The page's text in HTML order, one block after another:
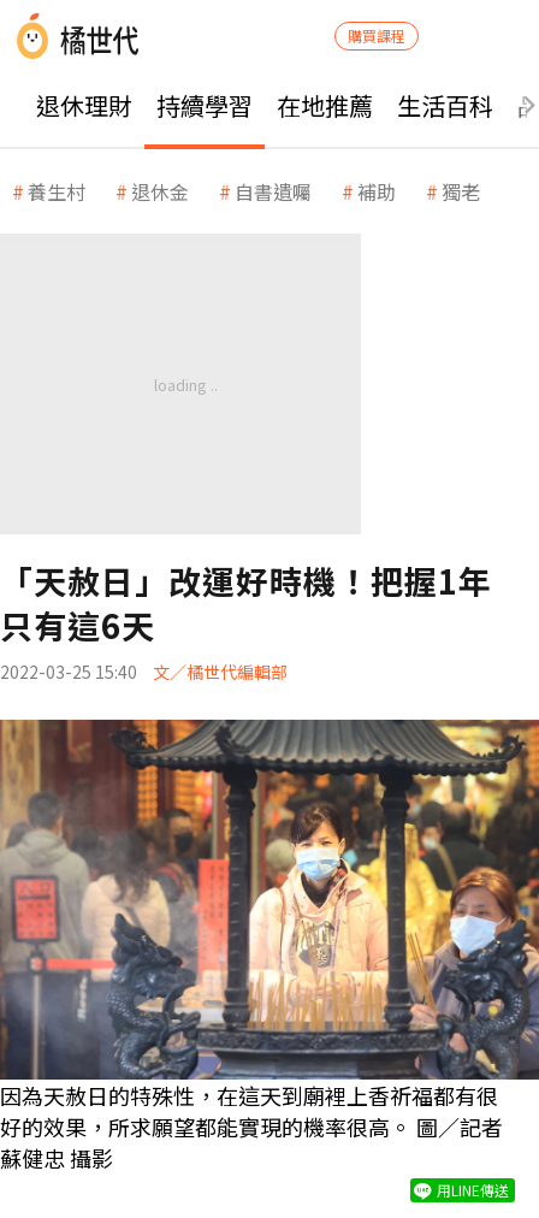
購買課程
退休理財 持續學習 在地推薦 生活百科
養生村 退休金 自書遺囑 補助 獨老
「天赦日」改運好時機！把握1年
只有這6天
2022-03-25 15:40 文／橘世代編輯部
因為天赦日的特殊性，在這天到廟裡上香祈福都有很
好的效果，所求願望都能實現的機率很高。 圖／記者
蘇健忠 攝影
用LINE傳送